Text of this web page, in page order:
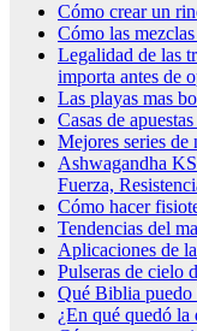
Cómo crear un
Cómo las
Legalidad de las
importa antes de
Las playas mas
Casas de
Mejores series
Ashwagandha
Fuerza,
Cómo hacer
Tendencias del
Aplicaciones de
Pulseras de cielo
Qué Biblia puedo
¿En qué quedó la